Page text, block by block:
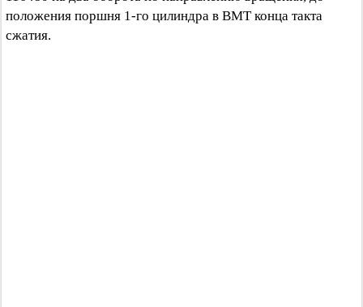
положения поршня 1-го цилиндра в ВМТ конца такта
сжатия.